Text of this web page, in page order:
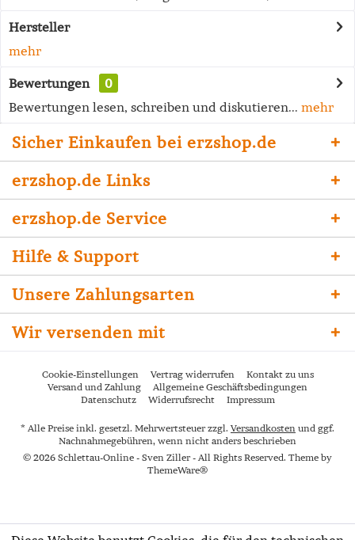
Hersteller
mehr
Bewertungen
0
Bewertungen lesen, schreiben und diskutieren... mehr
Sicher Einkaufen bei erzshop.de
erzshop.de Links
erzshop.de Service
Hilfe & Support
Unsere Zahlungsarten
Wir versenden mit
Cookie-Einstellungen Vertrag widerrufen
Kontakt zu uns
Versand und Zahlung
Allgemeine Geschäftsbedingungen
Datenschutz
Widerrufsrecht Impressum
* Alle Preise inkl. gesetzl. Mehrwertsteuer zzgl. Versandkosten und ggf.
Nachnahmegebühren, wenn nicht anders beschrieben
© 2026 Schlettau-Online - Sven Ziller - All Rights Reserved. Theme by
ThemeWare®